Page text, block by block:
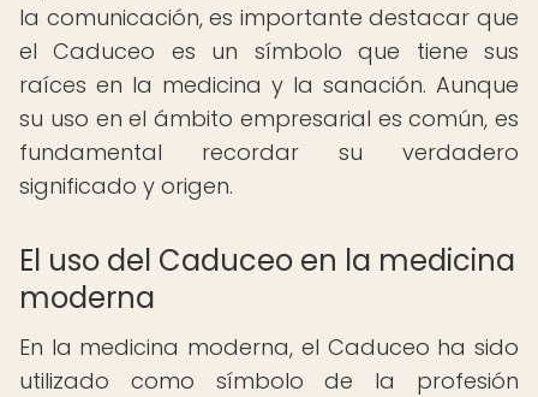
la comunicación, es importante destacar que
el Caduceo es un símbolo que tiene sus
raíces en la medicina y la sanación. Aunque
su uso en el ámbito empresarial es común, es
fundamental recordar su verdadero
significado y origen.
El uso del Caduceo en la medicina
moderna
En la medicina moderna, el Caduceo ha sido
utilizado como símbolo de la profesión